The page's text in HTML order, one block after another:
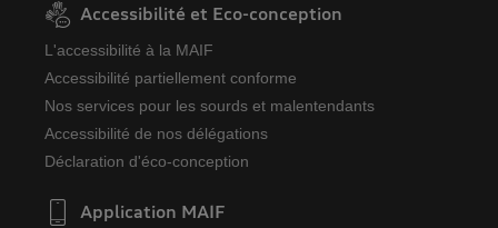
Accessibilité et Eco-conception
L'accessibilité à la MAIF
Accessibilité partiellement conforme
Nos services pour les sourds et malentendants
Accessibilité de nos délégations
Déclaration d'éco-conception
Application MAIF